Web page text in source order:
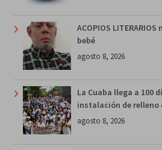
ACOPIOS
bebé
agosto 8, 2026
La Cuaba llega a 100
instalación de
agosto 8, 2026